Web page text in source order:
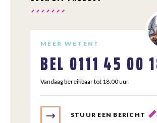
MEER WETEN?
BEL 0111 45 00
Vandaag bereikbaar tot 18:00 uur
STUUR EEN BERICHT